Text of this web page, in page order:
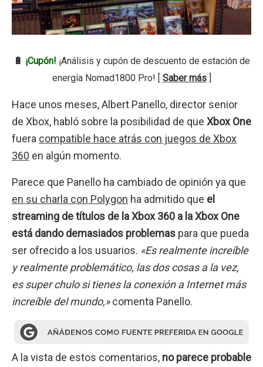
🔋 ¡Cupón! ¡Análisis y cupón de descuento de estación de
energía Nomad1800 Pro! [ Saber más]
Hace unos meses, Albert Panello, director senior
de Xbox, habló sobre la posibilidad de que Xbox One
fuera compatible hace atrás con juegos de Xbox
360 en algún momento.
Parece que Panello ha cambiado de opinión ya que
en su charla con Polygon ha admitido que el
streaming de títulos de la Xbox 360 a la Xbox One
está dando demasiados problemas para que pueda
ser ofrecido a los usuarios. «Es realmente increíble
y realmente problemático, las dos cosas a la vez,
es super chulo si tienes la conexión a Internet más
increíble del mundo,»comenta Panello.
A la vista de estos comentarios, no parece probable